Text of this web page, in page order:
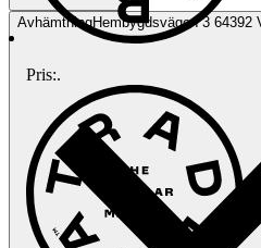
AvhämtningHembygdsvägen 3 64392
Pris:.